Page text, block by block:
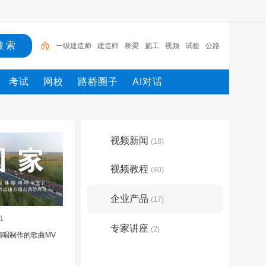
一级建造师 建造师 桥梁 施工 视频 试验 公路
工程 公路试验视频教程 桥 工程
考试 网校 路桥圈子 AI对话
唱制作的歌曲MV
视频新闻 (18)
视频教程 (40)
企业产品 (17)
专家讲座 (2)